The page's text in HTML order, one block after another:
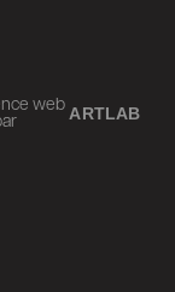
web ARTLAB